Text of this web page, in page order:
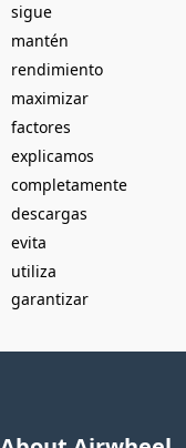
sigue
mantén
rendimiento
maximizar
factores
explicamos
completamente
descargas
evita
utiliza
garantizar